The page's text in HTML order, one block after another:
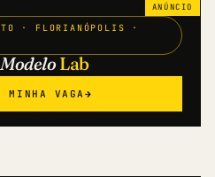
ANÚNCIO
· FLORIANÓPOLIS ·
Lab
MINHA VAGA →